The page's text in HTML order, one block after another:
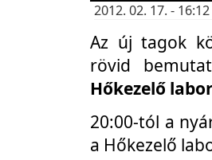
2012. 02. 17. -
Az új tagok
rövid
Hőkezelő
20:00-tól a
a Hőkezelő